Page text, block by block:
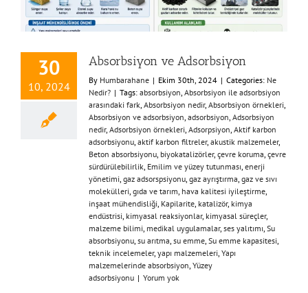
30
10, 2024
Absorbsiyon ve Adsorbsiyon
By Humbarahane | Ekim 30th, 2024 | Categories: Ne
Nedir? | Tags: absorbsiyon Absorbsiyon ile adsorbsiyon
arasındaki fark Absorbsiyon nedir, Absorbsiyon örnekleri
Absorbsiyon ve adsorbsiyon adsorbsiyon Adsorbsiyon
nedir, Adsorbsiyon örnekleri Adsorpsiyon Aktif karbon
adsorbsiyonu aktif karbon filtreler, akustik malzemeler,
Beton absorbsiyonu biyokatalizörler, çevre koruma çevre
sürdürülebilirlik Emilim ve yüzey tutunması enerji
yönetimi gaz adsorspsiyonu gaz ayrıştırma gaz ve sıvı
molekülleri gıda ve tarım hava kalitesi iyileştirme
inşaat mühendisliği Kapilarite katalizör, kimya
endüstrisi kimyasal reaksiyonlar, kimyasal süreçler,
malzeme bilimi medikal uygulamalar, ses yalıtımı Su
absorbsiyonu su arıtma su emme Su emme kapasitesi
teknik incelemeler, yapı malzemeleri Yapı
malzemelerinde absorbsiyon Yüzey
adsorbsiyonu | Yorum yok